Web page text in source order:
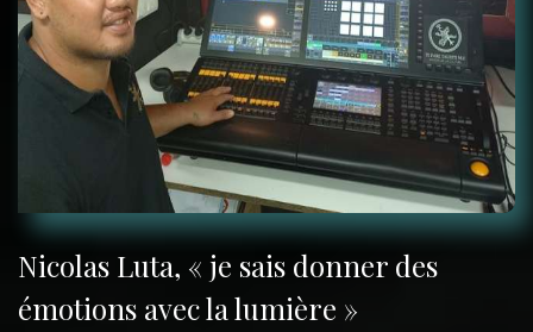
Nicolas Luta, « je sais donner des
émotions avec la lumière »